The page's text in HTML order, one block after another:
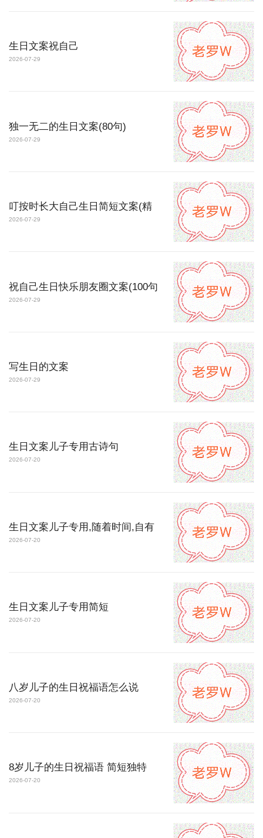
生日文案祝自己
2026-07-29
独一无二的生日文案(80句)
2026-07-29
叮按时长大自己生日简短文案(精
2026-07-29
祝自己生日快乐朋友圈文案(100句
2026-07-29
写生日的文案
2026-07-29
生日文案儿子专用古诗句
2026-07-20
生日文案儿子专用,随着时间,自有
2026-07-20
生日文案儿子专用简短
2026-07-20
八岁儿子的生日祝福语怎么说
2026-07-20
8岁儿子的生日祝福语 简短独特
2026-07-20